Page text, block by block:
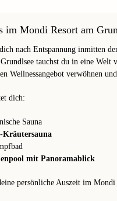
im Mondi Resort am
nach Entspannung inmitten
tauchst du in eine
Wellnessangebot verwöhnen
dich:
Sauna
Kräutersauna
mit Panoramablick
persönliche Auszeit im Mondi